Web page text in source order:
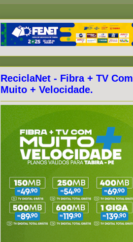
ReciclaNet - Fibra + TV Com
Muito + Velocidade.